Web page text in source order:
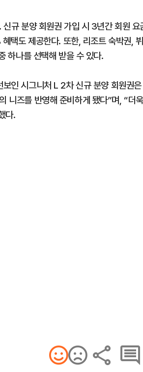
신규 분양 회원권 가입 시 3년간 회원
택도 제공한다. 또한, 리조트 숙박권,
하나를 선택해 받을 수 있다.
인 시그니처 L 2차 신규 분양 회원권
니즈를 반영해 준비하게 됐다”며, “더
다.